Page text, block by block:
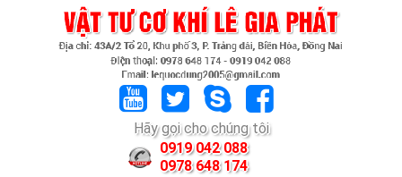
Hãy gọi cho chúng tôi
0919 042 088
0978 648 174